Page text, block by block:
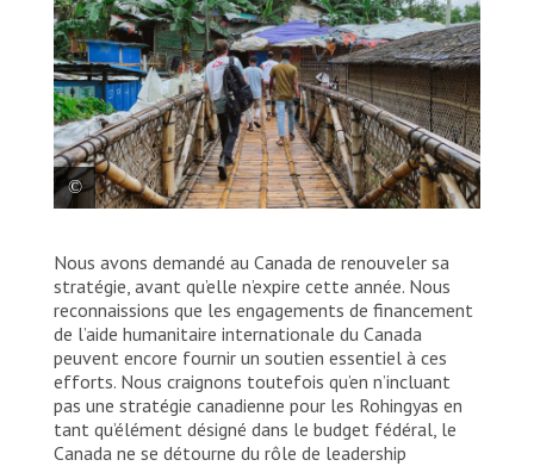
personnes réfugiées du Bangladesh. Bangladesh,
2023. © Victor Caringal/MSF
Nous avons demandé au Canada de renouveler sa
stratégie, avant qu’elle n’expire cette année. Nous
reconnaissions que les engagements de financement
de l’aide humanitaire internationale du Canada
peuvent encore fournir un soutien essentiel à ces
efforts. Nous craignons toutefois qu’en n’incluant
pas une stratégie canadienne pour les Rohingyas en
tant qu’élément désigné dans le budget fédéral, le
Canada ne se détourne du rôle de leadership